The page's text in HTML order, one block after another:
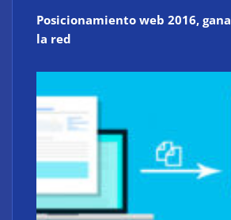
Posicionamiento web 2016,
la red